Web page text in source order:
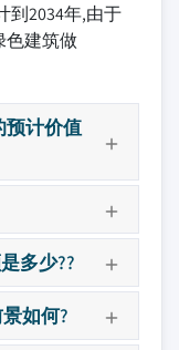
到2034年,由于
色建筑做
预计价值
多少??
如何?